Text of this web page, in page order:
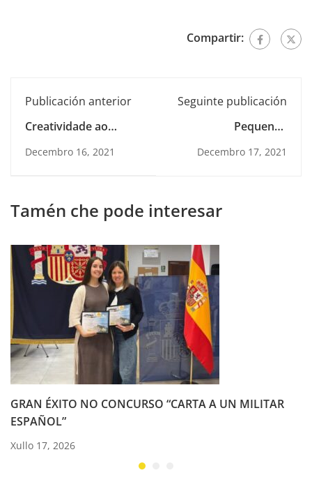
Compartir:
Publicación anterior
Creatividade ao
Decembro 16, 2021
Seguinte publicación
Pequenos
Decembro 17, 2021
Tamén che pode interesar
GRAN ÉXITO NO CONCURSO “CARTA A UN MILITAR
ESPAÑOL”
Xullo 17, 2026